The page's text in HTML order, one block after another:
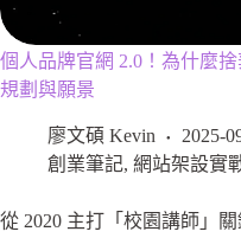
個人品牌官網 2.0！為什麼
規劃與願景
廖文碩 Kevin
2025-
創業筆記, 網站架設實
從 2020 主打「校園講師」